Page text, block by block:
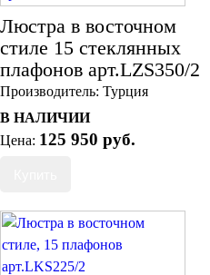
Люстра в восточном
стиле 15 стеклянных
плафонов арт.LZS350/2
Производитель: Турция
В НАЛИЧИИ
Цена: 125 950 руб.